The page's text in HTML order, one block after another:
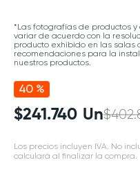
*Las fotografías de productos
variar de acuerdo con la
producto exhibido en las salas
recomendaciones para la
nuestros productos.
40 %
$241 .740 Un$402.
Los precios incluyen IVA. No
calculará al finalizar la compra.